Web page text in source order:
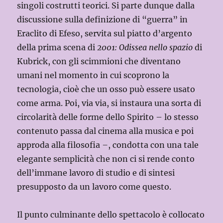
singoli costrutti teorici. Si parte dunque dalla
discussione sulla definizione di “guerra” in
Eraclito di Efeso, servita sul piatto d’argento
della prima scena di2001: Odissea nello spaziodi
Kubrick, con gli scimmioni che diventano
umani nel momento in cui scoprono la
tecnologia, cioè che un osso può essere usato
come arma. Poi, via via, si instaura una sorta di
circolarità delle forme dello Spirito – lo stesso
contenuto passa dal cinema alla musica e poi
approda alla filosofia –, condotta con una tale
elegante semplicità che non ci si rende conto
dell’immane lavoro di studio e di sintesi
presupposto da un lavoro come questo.
Il punto culminante dello spettacolo è collocato